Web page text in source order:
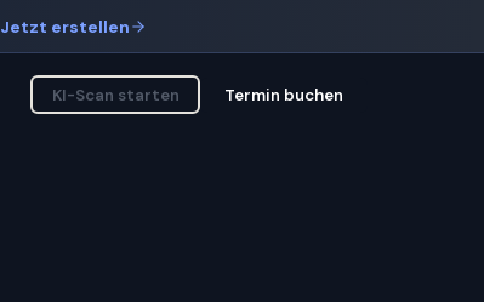
Jetzt erstellen
KI-Scan starten Termin buchen